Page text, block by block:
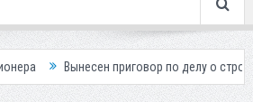
Вынесен приговор по делу о строительстве